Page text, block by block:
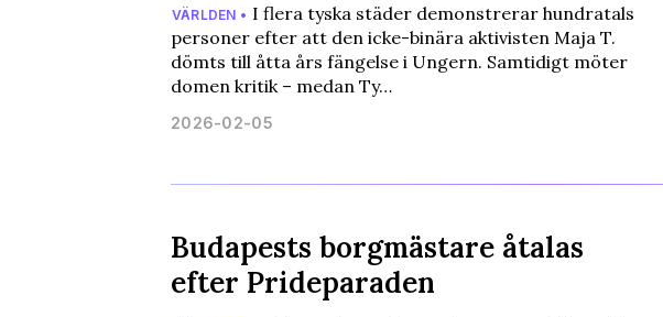
VÄRLDEN • I flera tyska städer demonstrerar hundratals
personer efter att den icke-binära aktivisten Maja T.
dömts till åtta års fängelse i Ungern. Samtidigt möter
domen kritik – medan Ty…
2026-02-05
Budapests borgmästare åtalas
efter Prideparaden